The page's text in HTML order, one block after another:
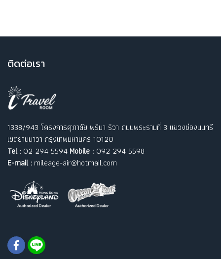
ติดต่อเรา
1338/943 โครงการศุภาลัย พรีมา ริวา ถนนพระรามที่ 3 แขวงช่องนนทรี
เขตยานนาวา กรุงเทพมหานคร 10120
Tel: 02 294 5594 Mobile : 092 294 5598
E-mail : mileage-air@hotmail.com